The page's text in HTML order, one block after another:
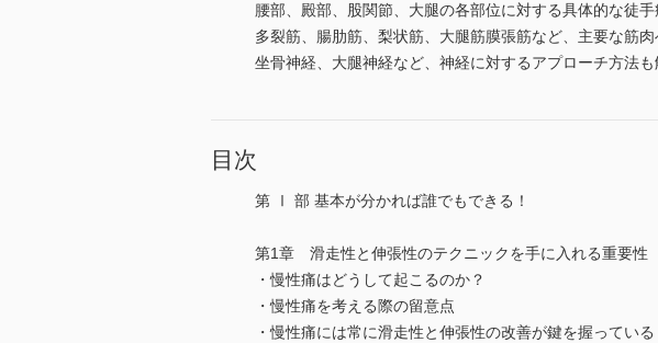
腰部、殿部、股関節、大腿の各部位に対する具体的な徒
多裂筋、腸肋筋、梨状筋、大腿筋膜張筋など、主要な筋肉
坐骨神経、大腿神経など、神経に対するアプローチ方法も
目次
第 Ⅰ 部 基本が分かれば誰でもできる！
第1章 滑走性と伸張性のテクニックを手に入れる重要性
・慢性痛はどうして起こるのか？
・慢性痛を考える際の留意点
・慢性痛には常に滑走性と伸張性の改善が鍵を握っている